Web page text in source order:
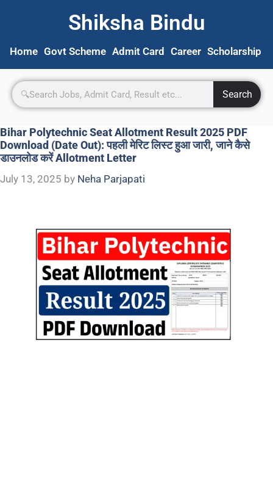
Shiksha Bindu
Home Govt Scheme Admit Card Career Scholarship
Search
Bihar Polytechnic Seat Allotment Result 2025 PDF
Download (Date Out): पहली मेरिट लिस्ट हुआ जारी, जाने कैसे
डाउनलोड करें Allotment Letter
July 13, 2025 by Neha Parjapati